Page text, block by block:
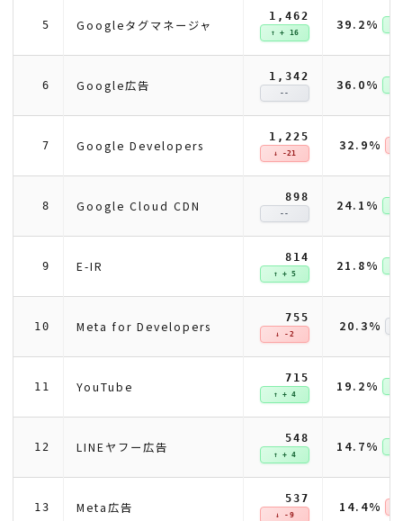
5 Googleタグマネージャ
1,462
↑ + 16 39.2%
6 Google広告
1,342
-- 36.0%
7 Google Developers
1,225
↓ -21 32.9%
8 Google Cloud CDN
898
-- 24.1%
9 E-IR
814
↑ + 5 21.8%
10 Meta for Developers
755
↓ -2 20.3%
11 YouTube
715
↑ + 4 19.2%
12 LINEヤフー広告
548
↑ + 4 14.7%
13 Meta広告
537
↓ -9 14.4%